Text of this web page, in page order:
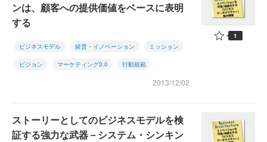
ンは、顧客への提供価値をベースに表明
する
ビジネスモデル 経営・イノベーション ミッション
ビジョン マーケティング3.0 行動規範
2013/12/02
1
ストーリーとしてのビジネスモデルを検
証する強力な武器－システム・シンキン